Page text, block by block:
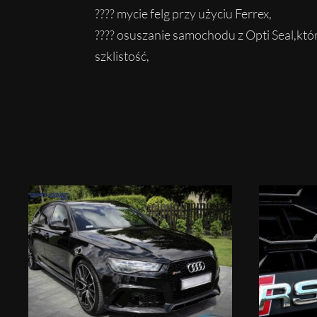
????mycie felg przy użyciu Ferrex,
????osuszanie samochodu z Opti
szklistość,